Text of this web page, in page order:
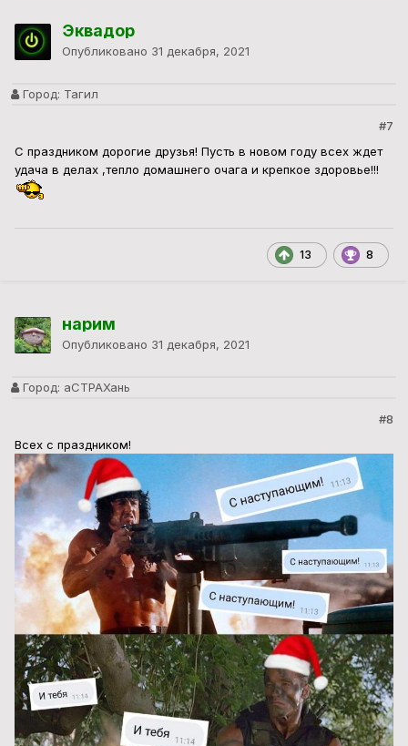
Эквадор
Опубликовано 31 декабря, 2021
Город: Тагил
#7
С праздником дорогие друзья! Пусть в новом году всех ждет
удача в делах ,тепло домашнего очага и крепкое здоровье!!!
13 8
нарим
Опубликовано 31 декабря, 2021
Город: аСТРАХань
#8
Всех с праздником!